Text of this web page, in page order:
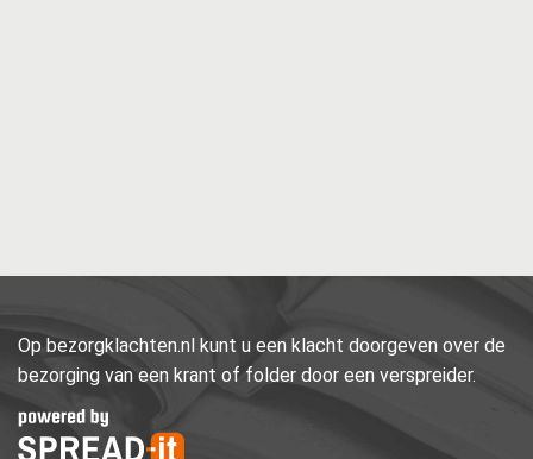
Op bezorgklachten.nl kunt u een klacht doorgeven over de
bezorging van een krant of folder door een verspreider.